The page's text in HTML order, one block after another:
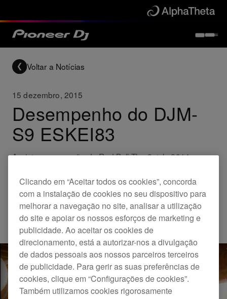
Voltar a Notícias
15 dezembro, 2015
Desempenho do DJM-
S9 ESKEI83
Assista ao campeão do Red Bull Thre3style 2014 e ao
com uma rotina especial da faixa de Snails, The King is
Back.
Others DJM-S9
Clicando em “Aceitar todos os cookies”, concorda
com a instalação de cookies no seu dispositivo para
melhorar a navegação no site, analisar a utilização
do site e apoiar os nossos esforços de marketing e
publicidade. Ao aceitar os cookies de
direcionamento, está a autorizar-nos a divulgação
de dados pessoais aos nossos parceiros terceiros
de publicidade. Para gerir as suas preferências de
cookies, clique em “Configurações de cookies”.
Também utilizamos cookies rigorosamente